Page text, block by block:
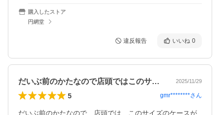
購入したストア
円網堂
違反報告 いいね 0
だいぶ前のかたなので店頭ではこのサイズ… 2025/11/29
5 gmr********さん
だいぶ前のかたなので　店頭では　このサイズのケースが